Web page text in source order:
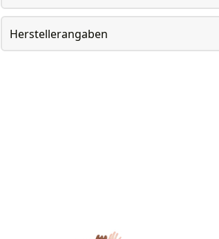
Herstellerangaben